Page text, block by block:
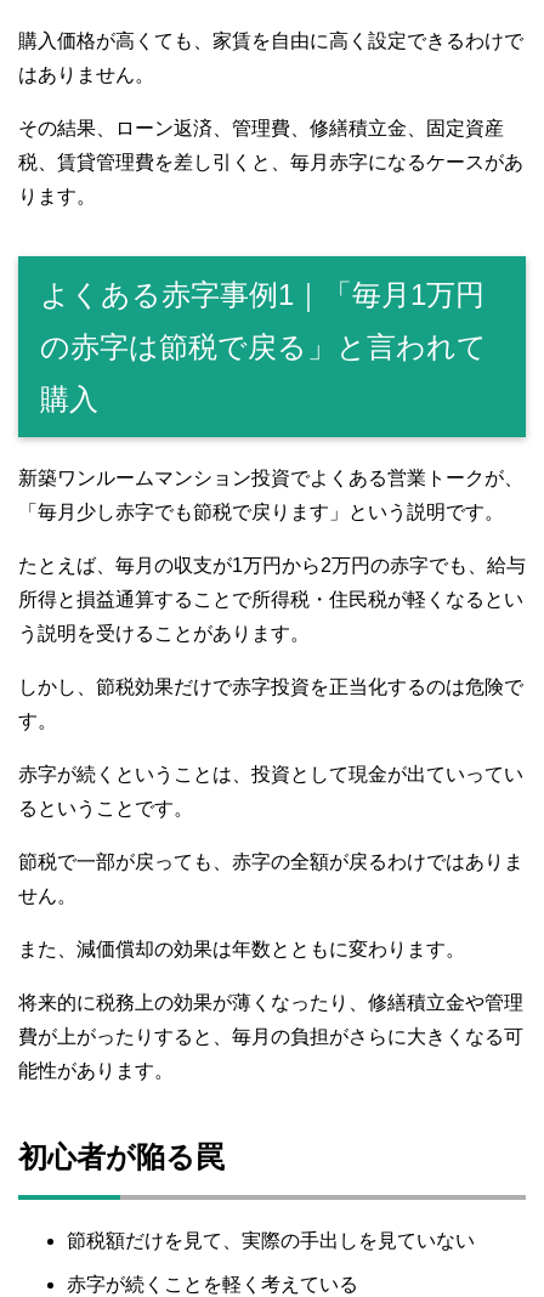
購入価格が高くても、家賃を自由に高く設定できるわけで
はありません。
その結果、ローン返済、管理費、修繕積立金、固定資産
税、賃貸管理費を差し引くと、毎月赤字になるケースがあ
ります。
よくある赤字事例1｜「毎月1万円
の赤字は節税で戻る」と言われて
購入
新築ワンルームマンション投資でよくある営業トークが、
「毎月少し赤字でも節税で戻ります」という説明です。
たとえば、毎月の収支が1万円から2万円の赤字でも、給与
所得と損益通算することで所得税・住民税が軽くなるとい
う説明を受けることがあります。
しかし、節税効果だけで赤字投資を正当化するのは危険で
す。
赤字が続くということは、投資として現金が出ていってい
るということです。
節税で一部が戻っても、赤字の全額が戻るわけではありま
せん。
また、減価償却の効果は年数とともに変わります。
将来的に税務上の効果が薄くなったり、修繕積立金や管理
費が上がったりすると、毎月の負担がさらに大きくなる可
能性があります。
初心者が陥る罠
節税額だけを見て、実際の手出しを見ていない
赤字が続くことを軽く考えている